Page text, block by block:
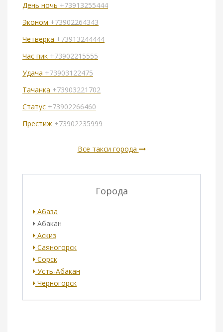
День ночь +73913255444
Эконом +73902264343
Четверка +73913244444
Час пик +73902215555
Удача +73903122475
Тачанка +73903221702
Статус +73902266460
Престиж +73902235999
Все такси города
Города
Абаза
Абакан
Аскиз
Саяногорск
Сорск
Усть-Абакан
Черногорск